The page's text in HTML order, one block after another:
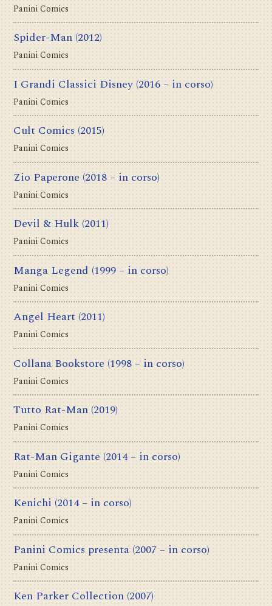
Panini Comics
Spider-Man (2012)
Panini Comics
I Grandi Classici Disney (2016 – in corso)
Panini Comics
Cult Comics (2015)
Panini Comics
Zio Paperone (2018 – in corso)
Panini Comics
Devil & Hulk (2011)
Panini Comics
Manga Legend (1999 – in corso)
Panini Comics
Angel Heart (2011)
Panini Comics
Collana Bookstore (1998 – in corso)
Panini Comics
Tutto Rat-Man (2019)
Panini Comics
Rat-Man Gigante (2014 – in corso)
Panini Comics
Kenichi (2014 – in corso)
Panini Comics
Panini Comics presenta (2007 – in corso)
Panini Comics
Ken Parker Collection (2007)